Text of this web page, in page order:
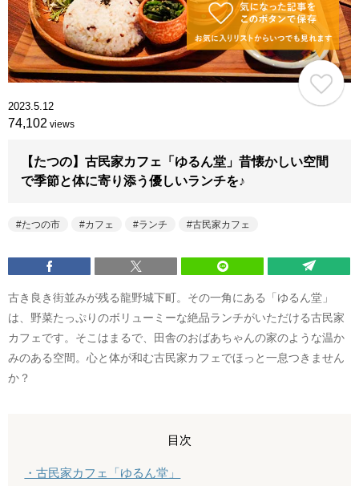
2023.5.12
74,102 views
【たつの】古民家カフェ「ゆるん堂」昔懐かしい空間
で季節と体に寄り添う優しいランチを♪
たつの市 カフェ ランチ 古民家カフェ
古き良き街並みが残る龍野城下町。その一角にある「ゆるん堂」
は、野菜たっぷりのボリューミーな絶品ランチがいただける古民家
カフェです。そこはまるで、田舎のおばあちゃんの家のような温か
みのある空間。心と体が和む古民家カフェでほっと一息つきません
か？
目次
・古民家カフェ「ゆるん堂」